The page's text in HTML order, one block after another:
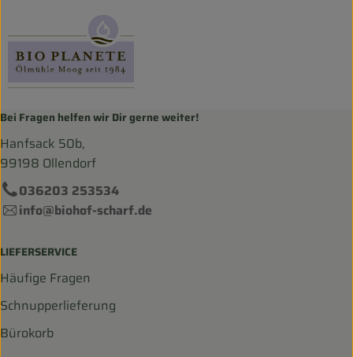
Bei Fragen helfen wir Dir gerne weiter!
Hanfsack 50b,
99198 Ollendorf
036203 253534
info@biohof-scharf.de
LIEFERSERVICE
Häufige Fragen
Schnupperlieferung
Bürokorb